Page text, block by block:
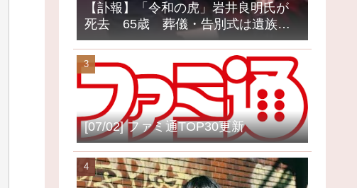
【訃報】「令和の虎」岩井良明氏が
死去 65歳 葬儀・告別式は遺族の
意向で密葬
[07/02] ファミ通TOP30更新